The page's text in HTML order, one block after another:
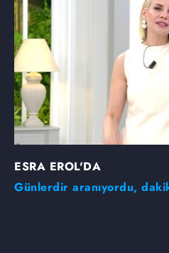
ESRA EROL'DA
Günlerdir aranıyordu,